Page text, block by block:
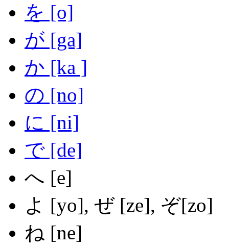
を [o]
が [ga]
か [ka ]
の [no]
に [ni]
で [de]
へ [e]
よ [yo], ぜ[ze], ぞ[zo]
ね [ne]